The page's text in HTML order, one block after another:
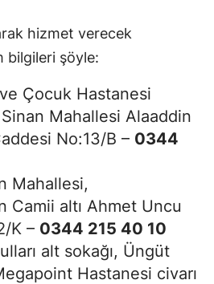
hizmet verecek
bilgileri şöyle:
Çocuk Hastanesi
Sinan Mahallesi Alaaddin
No:13/B – 0344
Mahallesi,
Camii altı Ahmet Uncu
K – 0344 215 40 10
alt sokağı, Üngüt
Hastanesi civarı